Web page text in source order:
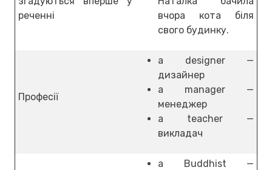
реченні
вчора кота біля
свого будинку.
Професії
a designer —
дизайнер
a manager —
менеджер
a teacher —
викладач
a Buddhist —